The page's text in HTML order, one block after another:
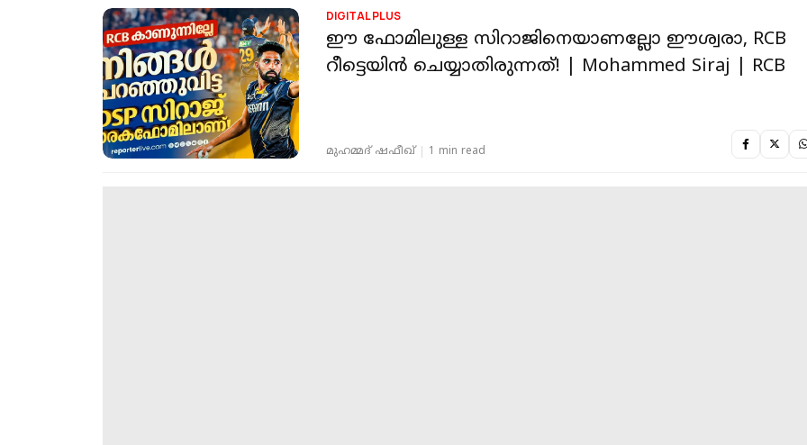
DIGITAL PLUS
ഈ ഫോമിലുള്ള സിറാജിനെയാണല്ലോ ഈശ്വരാ, RCB
റീട്ടെയിൻ ചെയ്യാതിരുന്നത്! | Mohammed Siraj | RCB
മുഹമ്മദ് ഷഫീഖ് 1 min read